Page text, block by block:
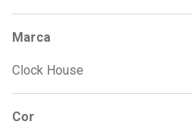
Marca
Clock House
Cor